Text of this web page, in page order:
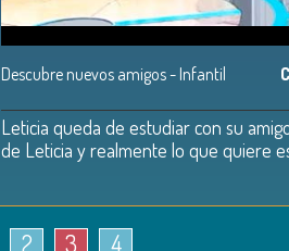
Descubre nuevos amigos - Infantil
Leticia queda de estudiar con su
de Leticia y realmente lo que quiere
2 3 4